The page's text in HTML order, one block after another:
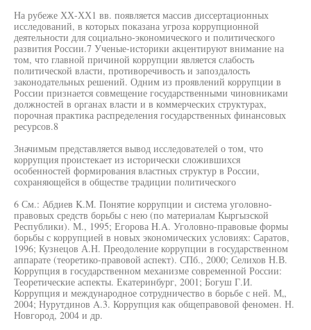
На рубеже ХХ-ХХ1 вв. появляется массив диссертационных
исследований, в которых показана угроза коррупционной
деятельности для социально-экономического и политического
развития России.7 Ученые-историки акцентируют внимание на
том, что главной причиной коррупции является слабость
политической власти, противоречивость и запоздалость
законодательных решений. Одним из проявлений коррупции в
России признается совмещение государственными чиновниками
должностей в органах власти и в коммерческих структурах,
порочная практика распределения государственных финансовых
ресурсов.8
Значимым представляется вывод исследователей о том, что
коррупция проистекает из исторически сложившихся
особенностей формирования властных структур в России,
сохраняющейся в обществе традиции политического
6 См.: Абдиев K.M. Понятие коррупции и система уголовно-
правовых средств борьбы с нею (по материалам Кыргызской
Республики). М., 1995; Егорова H.A. Уголовно-правовые формы
борьбы с коррупцией в новых экономических условиях: Саратов,
1996; Кузнецов А.Н. Преодоление коррупции в государственном
аппарате (теоретико-правовой аспект). СПб., 2000; Селихов Н.В.
Коррупция в государственном механизме современной России:
Теоретические аспекты. Екатеринбург, 2001; Богуш Г.И.
Коррупция и международное сотрудничество в борьбе с ней. М„
2004; Нурутдинов A.3. Коррупция как общеправовой феномен. Н.
Новгород, 2004 и др.